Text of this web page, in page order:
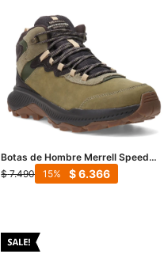
Botas de Hombre Merrell Speed
Strike 2 Ltr Mid Wp - Verde
$ 7.490 $ 6.366
15